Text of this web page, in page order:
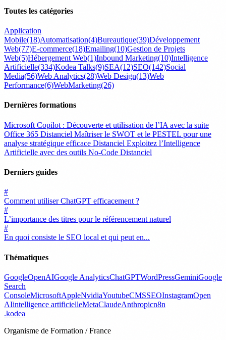
Toutes les catégories
Application
Mobile(18)Automatisation(4)Bureautique(39)Développement
Web(77)E-commerce(18)Emailing(10)Gestion de Projets
Web(5)Hébergement Web(1)Inbound Marketing(10)Intelligence
Artificielle(334)Kodea Talks(9)SEA(12)SEO(142)Social
Media(56)Web Analytics(28)Web Design(13)Web
Performance(6)WebMarketing(26)
Dernières formations
Microsoft Copilot : Découverte et utilisation de l’IA avec la suite
Office 365 Distanciel Maîtriser le SWOT et le PESTEL pour une
analyse stratégique efficace Distanciel Exploitez l’Intelligence
Artificielle avec des outils No-Code Distanciel
Derniers guides
#
Comment utiliser ChatGPT efficacement ?
#
L’importance des titres pour le référencement naturel
#
En quoi consiste le SEO local et qui peut en...
Thématiques
GoogleOpenAIGoogle AnalyticsChatGPTWordPressGeminiGoogle
Search
ConsoleMicrosoftAppleNvidiaYoutubeCMSSEOInstagramOpen
AIintelligence artificielleMetaClaudeAnthropicn8n
.kodea
Organisme de Formation / France